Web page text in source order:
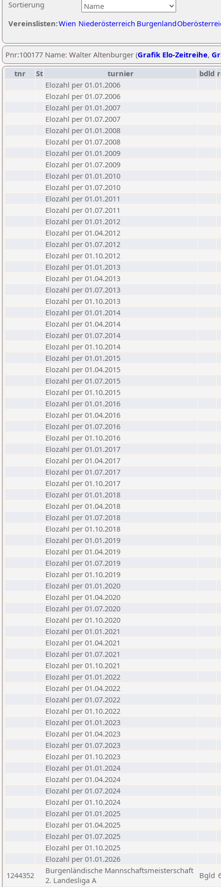
Sortierung
Vereinslisten:Wien Niederösterreich Burgenland
Pnr:100177 Name: Walter Altenburger (Grafik Elo-Zeitreihe,
tnr
St turnier bdld
Elozahl per 01.01.2006
Elozahl per 01.07.2006
Elozahl per 01.01.2007
Elozahl per 01.07.2007
Elozahl per 01.01.2008
Elozahl per 01.07.2008
Elozahl per 01.01.2009
Elozahl per 01.07.2009
Elozahl per 01.01.2010
Elozahl per 01.07.2010
Elozahl per 01.01.2011
Elozahl per 01.07.2011
Elozahl per 01.01.2012
Elozahl per 01.04.2012
Elozahl per 01.07.2012
Elozahl per 01.10.2012
Elozahl per 01.01.2013
Elozahl per 01.04.2013
Elozahl per 01.07.2013
Elozahl per 01.10.2013
Elozahl per 01.01.2014
Elozahl per 01.04.2014
Elozahl per 01.07.2014
Elozahl per 01.10.2014
Elozahl per 01.01.2015
Elozahl per 01.04.2015
Elozahl per 01.07.2015
Elozahl per 01.10.2015
Elozahl per 01.01.2016
Elozahl per 01.04.2016
Elozahl per 01.07.2016
Elozahl per 01.10.2016
Elozahl per 01.01.2017
Elozahl per 01.04.2017
Elozahl per 01.07.2017
Elozahl per 01.10.2017
Elozahl per 01.01.2018
Elozahl per 01.04.2018
Elozahl per 01.07.2018
Elozahl per 01.10.2018
Elozahl per 01.01.2019
Elozahl per 01.04.2019
Elozahl per 01.07.2019
Elozahl per 01.10.2019
Elozahl per 01.01.2020
Elozahl per 01.04.2020
Elozahl per 01.07.2020
Elozahl per 01.10.2020
Elozahl per 01.01.2021
Elozahl per 01.04.2021
Elozahl per 01.07.2021
Elozahl per 01.10.2021
Elozahl per 01.01.2022
Elozahl per 01.04.2022
Elozahl per 01.07.2022
Elozahl per 01.10.2022
Elozahl per 01.01.2023
Elozahl per 01.04.2023
Elozahl per 01.07.2023
Elozahl per 01.10.2023
Elozahl per 01.01.2024
Elozahl per 01.04.2024
Elozahl per 01.07.2024
Elozahl per 01.10.2024
Elozahl per 01.01.2025
Elozahl per 01.04.2025
Elozahl per 01.07.2025
Elozahl per 01.10.2025
Elozahl per 01.01.2026
1244352
Burgenländische Mannschaftsmeisterschaft
2. Landesliga A
Bgld